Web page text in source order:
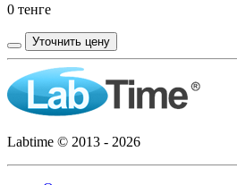
0 тенге
Уточнить цену
Labtime © 2013 - 2026